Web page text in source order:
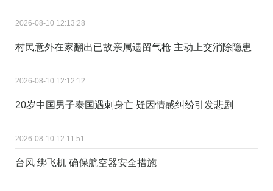
2026-08-10 12:13:28
村民意外在家翻出已故亲属遗留气枪 主动上交消除隐患
2026-08-10 12:12:12
20岁中国男子泰国遇刺身亡 疑因情感纠纷引发悲剧
2026-08-10 12:11:51
台风 绑飞机 确保航空器安全措施